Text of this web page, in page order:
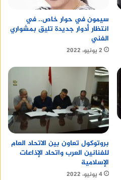
سيمون في حوار خاص.. في
انتظار أدوار جديدة تليق بمشواري
الفني
2 يونيو، 2022
بروتوكول تعاون بين الاتحاد العام
للفنانين العرب واتحاد الإذاعات
الإسلامية
4 يونيو، 2022